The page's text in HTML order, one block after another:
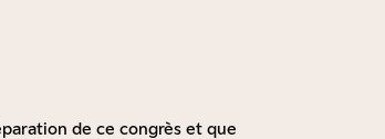
de ce congrès et que